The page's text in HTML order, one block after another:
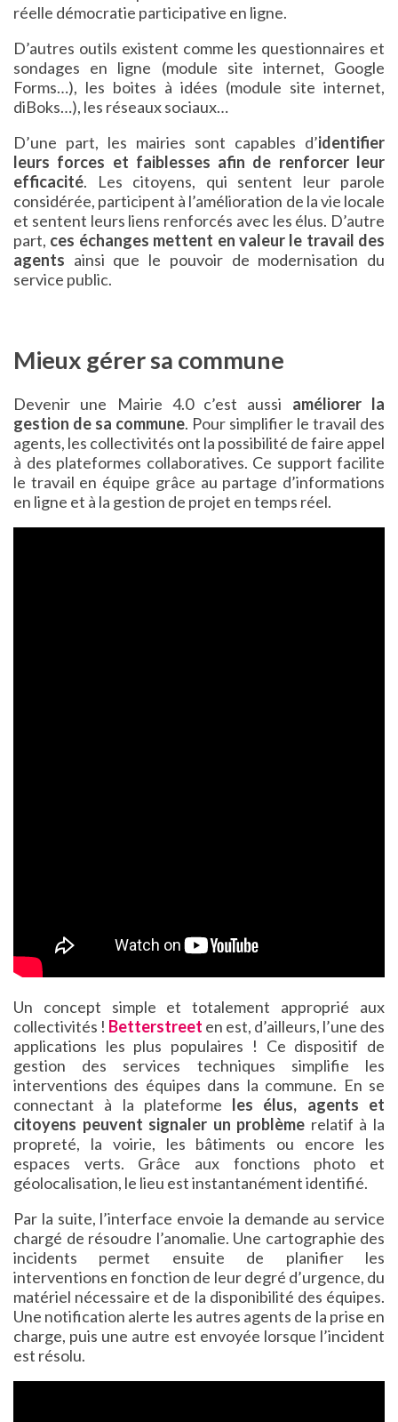
réelle démocratie participative en ligne.
D’autres outils existent comme les questionnaires et
sondages en ligne (module site internet, Google
Forms…), les boites à idées (module site internet,
diBoks…), les réseaux sociaux…
D’une part, les mairies sont capables d’identifier
leurs forces et faiblesses afin de renforcer leur
efficacité. Les citoyens, qui sentent leur parole
considérée, participent à l’amélioration de la vie locale
et sentent leurs liens renforcés avec les élus. D’autre
part, ces échanges mettent en valeur le travail des
agents ainsi que le pouvoir de modernisation du
service public.
Mieux gérer sa commune
Devenir une Mairie 4.0 c’est aussi améliorer la
gestion de sa commune. Pour simplifier le travail des
agents, les collectivités ont la possibilité de faire appel
à des plateformes collaboratives. Ce support facilite
le travail en équipe grâce au partage d’informations
en ligne et à la gestion de projet en temps réel.
Un concept simple et totalement approprié aux
collectivités ! Betterstreet en est, d’ailleurs, l’une des
applications les plus populaires ! Ce dispositif de
gestion des services techniques simplifie les
interventions des équipes dans la commune. En se
connectant à la plateforme les élus, agents et
citoyens peuvent signaler un problème relatif à la
propreté, la voirie, les bâtiments ou encore les
espaces verts. Grâce aux fonctions photo et
géolocalisation, le lieu est instantanément identifié.
Par la suite, l’interface envoie la demande au service
chargé de résoudre l’anomalie. Une cartographie des
incidents permet ensuite de planifier les
interventions en fonction de leur degré d’urgence, du
matériel nécessaire et de la disponibilité des équipes.
Une notification alerte les autres agents de la prise en
charge, puis une autre est envoyée lorsque l’incident
est résolu.